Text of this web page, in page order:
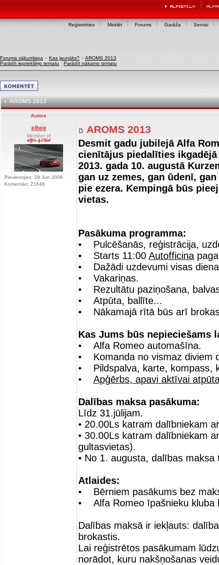
Reģistrēties Meklēt Forums Garāža Servisi
Foruma sākumlapa » Kas jaunāks? » AROMS 2013
Parādīt iepriekšējo tematu | Parādīt nākamo tematu
AROMS 2013
Autors
elbee
Member of
Pievienojies: 29 Jun 2006
Komentāri: 21646
AROMS 2013
Desmit gadu jubilejā Alfa
cienītājus piedalīties
2013. gada 10. augustā
gan uz zemes, gan ūdenī,
pie ezera. Kempingā būs
vietas.
Pasākuma programma:
• Pulcēšanās, reģistrācija,
• Starts 11:00 Autofficina
• Dažādi uzdevumi visas
• Vakariņas.
• Rezultātu paziņošana,
• Atpūta, ballīte...
• Nākamajā rītā būs arī
Kas Jums būs nepieciešams
• Alfa Romeo automašīna.
• Komanda no vismaz diviem
• Pildspalva, karte, kompass,
• Apģērbs, apavi aktīvai
Dalības maksa pasākuma:
Līdz 31.jūlijam.
• 20.00Ls katram dalībniekam
• 30.00Ls katram dalībniekam
gultasvietas).
• No 1. augusta, dalības
Atlaides:
• Bērniem pasākums bez
• Alfa Romeo īpašnieku kluba
Dalības maksā ir iekļauts:
brokastis.
Lai reģistrētos pasākumam
norādot, kuru nakšņošanas